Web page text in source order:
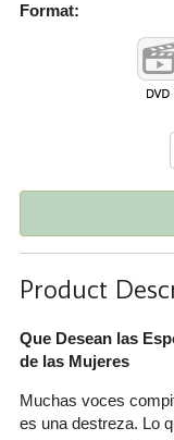
Format:
Product
Que Desean las
de las Mujeres
Muchas voces
es una destreza. Lo